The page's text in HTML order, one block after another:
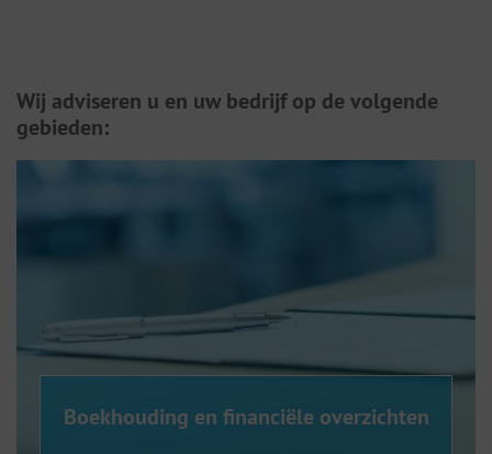
Wij adviseren u en uw bedrijf op de volgende
gebieden:
Boekhouding en financiële overzichten